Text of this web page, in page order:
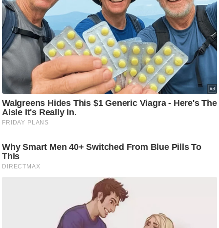
ड
हॉ
ली
वु
ड
फि
ल्म
स
मी
B
r
e